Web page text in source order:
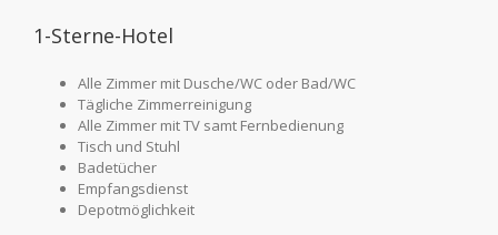
1-Sterne-Hotel
Alle Zimmer mit Dusche/WC oder Bad/WC
Tägliche Zimmerreinigung
Alle Zimmer mit TV samt Fernbedienung
Tisch und Stuhl
Badetücher
Empfangsdienst
Depotmöglichkeit